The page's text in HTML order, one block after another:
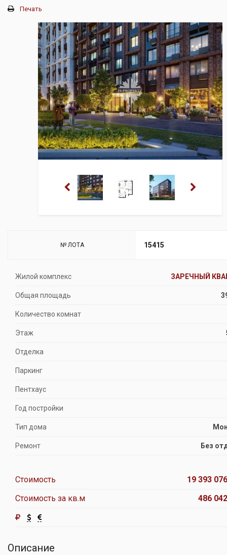
Печать
№ ЛОТА 15415
Жилой комплекс ЗАРЕЧНЫЙ
Общая площадь
Количество комнат
Этаж
Отделка
Паркинг
Пентхаус
Год постройки
Тип дома
Ремонт Без
Стоимость
19 393
Стоимость за кв.м
486
Описание